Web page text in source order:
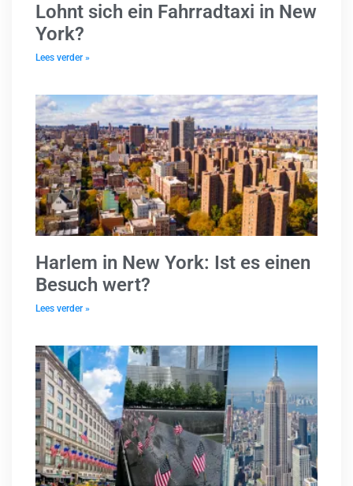
Lohnt sich ein Fahrradtaxi in New
York?
Lees verder »
Harlem in New York: Ist es einen
Besuch wert?
Lees verder »